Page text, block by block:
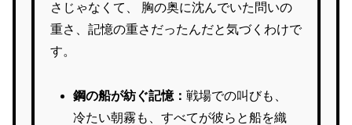
さじゃなくて、 胸の奥に沈んでいた問いの
重さ、記憶の重さだったんだと気づくわけで
す。
鋼の船が紡ぐ記憶：戦場での叫びも、
冷たい朝霧も、すべてが彼らと船を織